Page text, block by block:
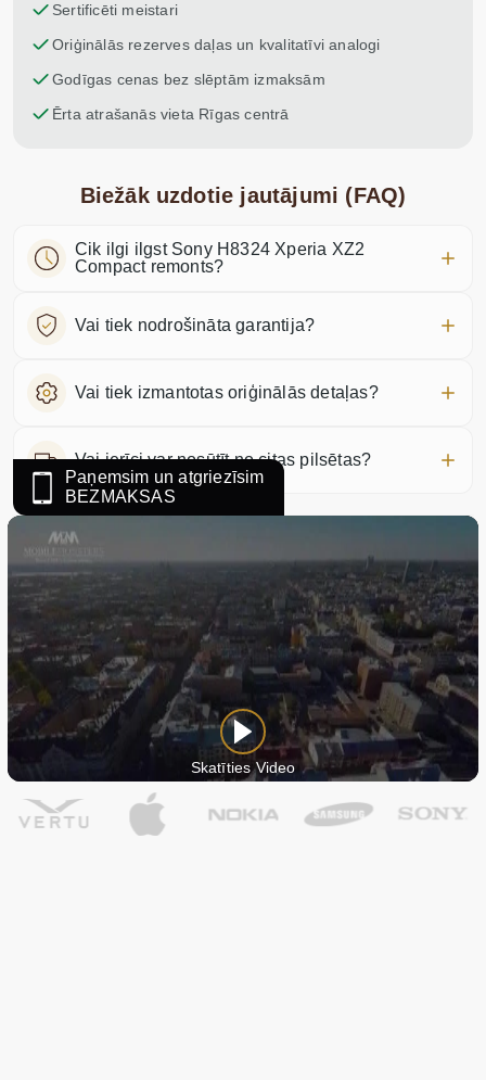
Sertificēti meistari
Oriģinālās rezerves daļas un kvalitatīvi analogi
Godīgas cenas bez slēptām izmaksām
Ērta atrašanās vieta Rīgas centrā
Biežāk uzdotie jautājumi (FAQ)
Cik ilgi ilgst Sony H8324 Xperia XZ2
Compact remonts?
Vai tiek nodrošināta garantija?
Vai tiek izmantotas oriģinālās detaļas?
Vai ierīci var nosūtīt no citas pilsētas?
Paņemsim un atgriezīsim
BEZMAKSAS
Skatīties Video